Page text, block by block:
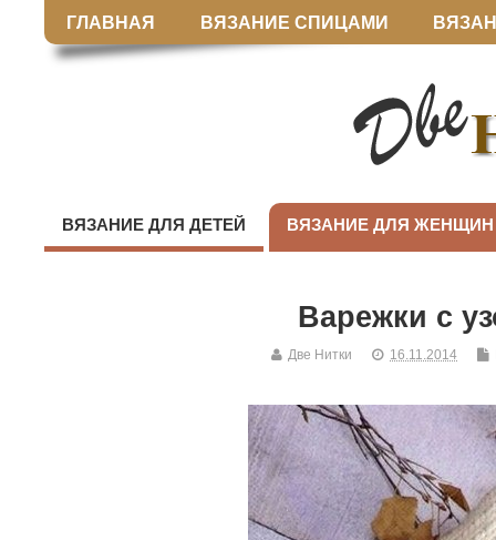
ГЛАВНАЯ ВЯЗАНИЕ СПИЦАМИ
ВЯЗАНИЕ ДЛЯ ДЕТЕЙ ВЯЗАНИЕ ДЛЯ ЖЕНЩИН
Варежки с
Две Нитки 16.11.2014